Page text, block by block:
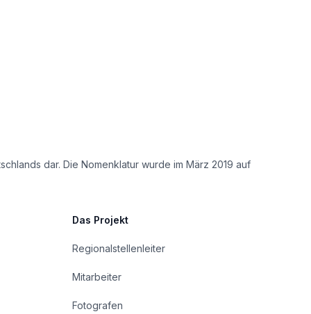
dar. Die Nomenklatur wurde im März 2019 auf
Das Projekt
Regionalstellenleiter
Mitarbeiter
Fotografen